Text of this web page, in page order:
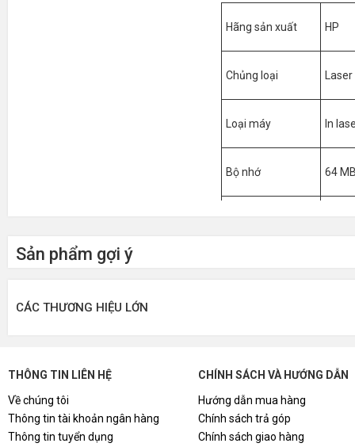
Hãng sản xuất HP
Chủng loại
Loại máy In
Bộ nhớ 64
Khay giấy Khay
Cổng kết nối
Sản phẩm gợi ý
CÁC THƯƠNG HIỆU LỚN
THÔNG TIN LIÊN HỆ
Về chúng tôi
Thông tin tài khoản ngân hàng
Thông tin tuyển dụng
CHÍNH SÁCH VÀ HƯỚNG DẪN
Hướng dẫn mua hàng
Chính sách trả góp
Chính sách giao hàng